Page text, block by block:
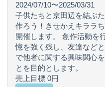
2024/07/10〜2025/03/31
子供たちと京田辺を結ぶ
作ろう！きせかえキララ
開催します。 創作活動を
憶を強く残し、友達など
で他者に関する興味関心
とを目的とします。
売上目標 0円